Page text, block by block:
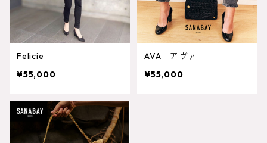
Felicie
¥55,000
AVA アヴァ
¥55,000